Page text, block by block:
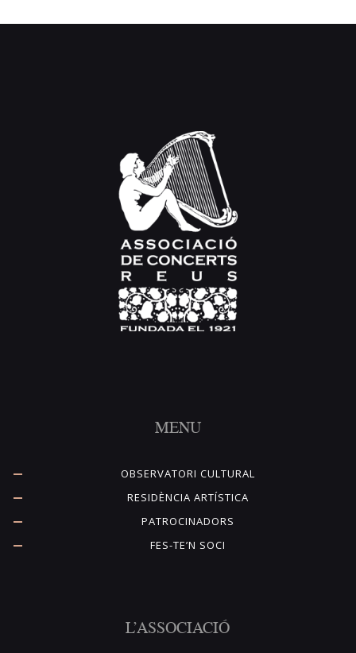
MENU
OBSERVATORI CULTURAL
RESIDÈNCIA ARTÍSTICA
PATROCINADORS
FES-TE’N SOCI
L’ASSOCIACIÓ